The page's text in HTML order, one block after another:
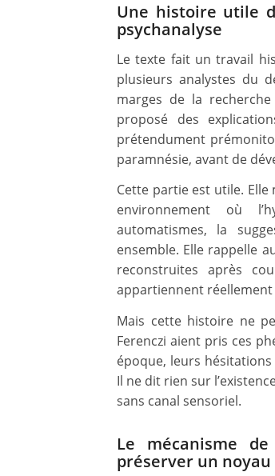
Une histoire utile
psychanalyse
Le texte fait un travail
plusieurs analystes du
marges de la
proposé des
prétendument
paramnésie, avant de
Cette partie est utile. Elle
environnement où
automatismes, la
ensemble. Elle rappelle
reconstruites après
appartiennent
Mais cette histoire ne
Ferenczi aient pris ces
époque, leurs
Il ne dit rien sur
sans canal sensoriel.
Le mécanisme
préserver un noyau